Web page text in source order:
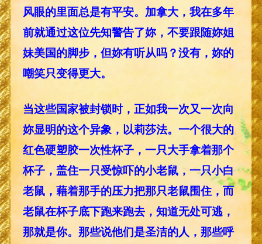
风眼的里面总是有平安。加拿大，我在多年
前就通过这位先知警告了妳，不要跟随妳姐
妹美国的脚步，但妳有听从吗？没有，妳的
嘲笑只变得更大。
当这些国家被封锁时，正如我一次又一次向
妳显明的这个异象，以莉莎法。一个很大的
红色硬塑胶一次性杯子，一只大手拿着那个
杯子，盖住一只受惊吓的小老鼠，一只小白
老鼠，藉着那手的压力把那只老鼠围住，而
老鼠在杯子底下跑来跑去，知道无处可逃，
那就是你。那些说他们是圣洁的人，那些呼